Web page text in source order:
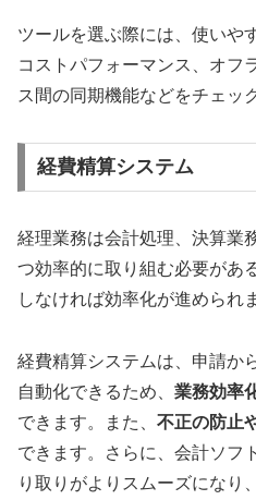
ツールを選ぶ際には、使いや
コストパフォーマンス、オフ
ス間の同期機能などをチェッ
経費精算システム
経理業務は会計処理、決算業
つ効率的に取り組む必要があ
しなければ効率化が進められ
経費精算システムは、申請か
自動化できるため、 業務効率
できます。また、 不正の防止
できます。さらに、会計ソフ
り取りがよりスムーズになり、